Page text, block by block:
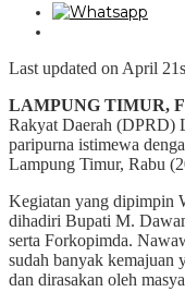
Last updated on April
LAMPUNG TIMUR,
Rakyat Daerah (DPRD)
paripurna istimewa
Lampung Timur, Rabu
Kegiatan yang dipimpin
dihadiri Bupati M.
serta Forkopimda.
sudah banyak kemajuan
dan dirasakan oleh